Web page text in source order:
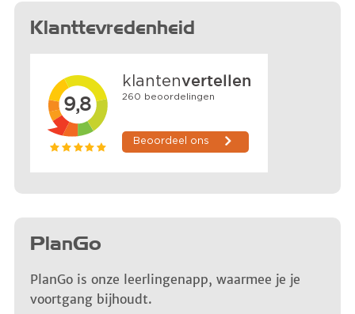
Klanttevredenheid
PlanGo
PlanGo is onze leerlingenapp, waarmee je je
voortgang bijhoudt.